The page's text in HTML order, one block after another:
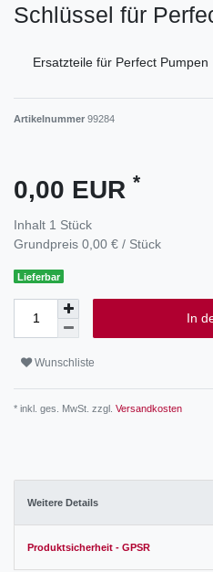
Schlüssel für
Ersatzteile für Perfect Pumpen
Artikelnummer 99284
0,00 EUR *
Inhalt 1 Stück
Grundpreis 0,00 € / Stück
Lieferbar
In
Wunschliste
* inkl. ges. MwSt. zzgl. Versandkosten
Weitere Details
Produktsicherheit - GPSR